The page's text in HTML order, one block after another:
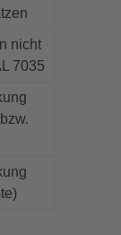
nicht
7035